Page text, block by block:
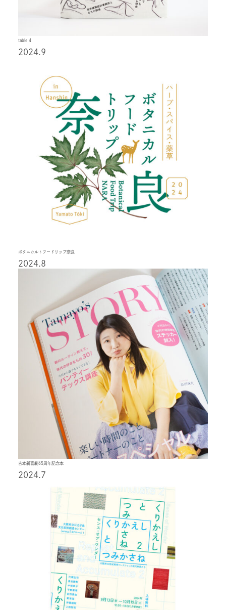
table 4
2024.9
ボタニカルトフードリップ奈良
2024.8
吉本新喜劇65周年記念本
2024.7